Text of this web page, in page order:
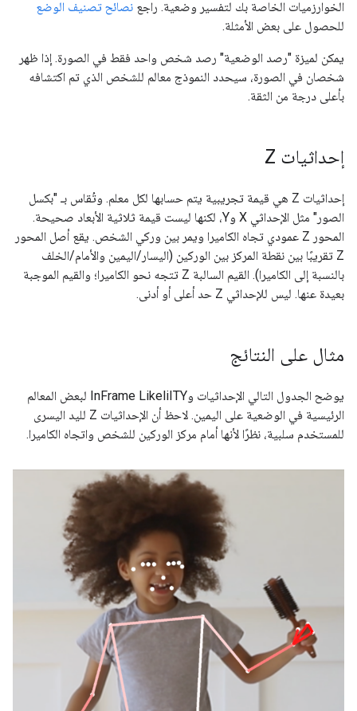
الخوارزميات الخاصة بك لتفسير وضعية. راجع نصائح تصنيف الوضع
للحصول على بعض الأمثلة.
يمكن لميزة "رصد الوضعية" رصد شخص واحد فقط في الصورة. إذا ظهر
شخصان في الصورة، سيحدد النموذج معالم للشخص الذي تم اكتشافه
بأعلى درجة من الثقة.
إحداثيات Z
إحداثيات Z هي قيمة تجريبية يتم حسابها لكل معلم. وتُقاس بـ "بكسل
الصور" مثل الإحداثي X وY، لكنها ليست قيمة ثلاثية الأبعاد صحيحة.
المحور Z عمودي تجاه الكاميرا ويمر بين وركي الشخص. يقع أصل المحور
Z تقريبًا بين نقطة المركز بين الوركين (اليسار/اليمين والأمام/الخلف
بالنسبة إلى الكاميرا). القيم السالبة Z تتجه نحو الكاميرا؛ والقيم الموجبة
بعيدة عنها. ليس للإحداثي Z حد أعلى أو أدنى.
مثال على النتائج
يوضح الجدول التالي الإحداثيات وInFrame LikeliITY لبعض المعالم
الرئيسية في الوضعية على اليمين. لاحظ أن الإحداثيات Z لليد اليسرى
للمستخدم سلبية، نظرًا لأنها أمام مركز الوركين للشخص واتجاه الكاميرا.
الموضع InFrameLikelihood
LEFT_SHOULDER
0.9999038
RIGHT_SHOULDER
(391.27032،
583.2485،
-321.15836)
0.9999894
LEFT_ELBOW
(903.83704،
-219.67009)
0.9836427
0.99970156